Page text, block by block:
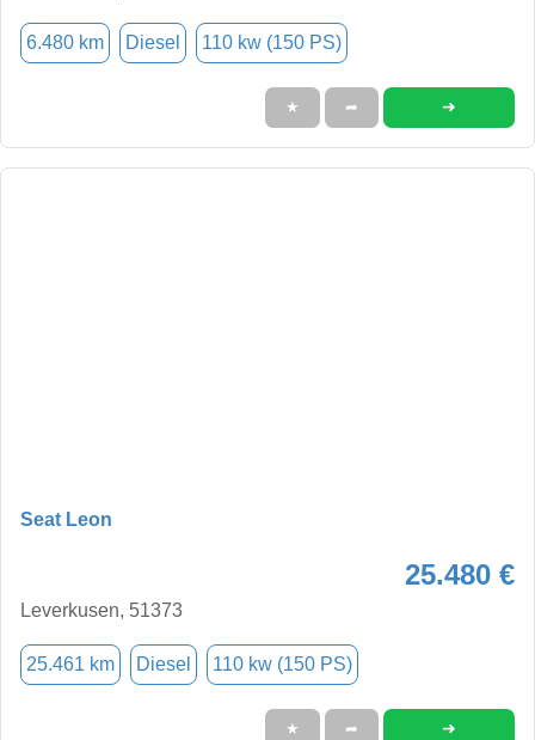
6.480 km Diesel 110 kw (150 PS)
★ ➦ ➜
Seat Leon
25.480 €
Leverkusen, 51373
25.461 km Diesel 110 kw (150 PS)
★ ➦ ➜